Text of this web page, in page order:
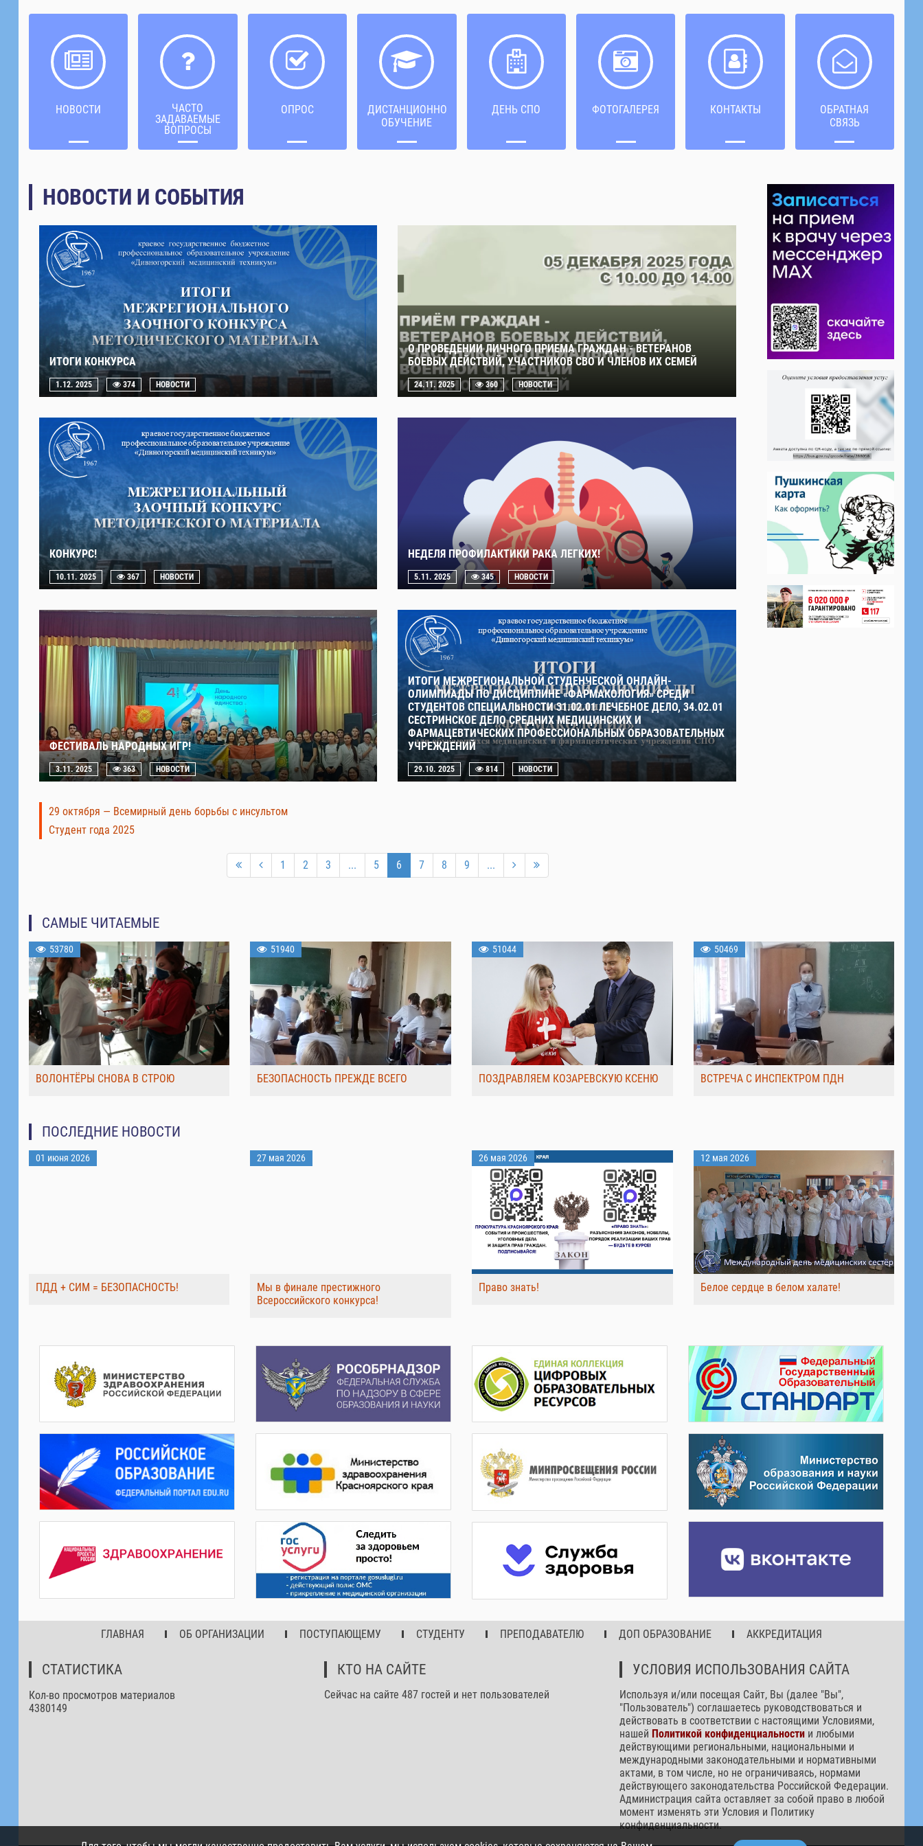
НОВОСТИ
ЧАСТО
ЗАДАВАЕМЫЕ
ВОПРОСЫ
ОПРОС
ДИСТАНЦИОННОЕ
ОБУЧЕНИЕ
ДЕНЬ СПО ФОТОГАЛЕРЕЯ КОНТАКТЫ
ОБРАТНАЯ
СВЯЗЬ
НОВОСТИ И СОБЫТИЯ
ИТОГИ КОНКУРСА
1.12. 2025 374 НОВОСТИ
О ПРОВЕДЕНИИ ЛИЧНОГО ПРИЕМА ГРАЖДАН - ВЕТЕРАНОВ
БОЕВЫХ ДЕЙСТВИЙ, УЧАСТНИКОВ СВО И ЧЛЕНОВ ИХ СЕМЕЙ
24.11. 2025 360 НОВОСТИ
КОНКУРС!
10.11. 2025 367 НОВОСТИ
НЕДЕЛЯ ПРОФИЛАКТИКИ РАКА ЛЕГКИХ!
5.11. 2025 345 НОВОСТИ
ФЕСТИВАЛЬ НАРОДНЫХ ИГР!
3.11. 2025 363 НОВОСТИ
ИТОГИ МЕЖРЕГИОНАЛЬНОЙ СТУДЕНЧЕСКОЙ ОНЛАЙН-
ОЛИМПИАДЫ ПО ДИСЦИПЛИНЕ «ФАРМАКОЛОГИЯ» СРЕДИ
СТУДЕНТОВ СПЕЦИАЛЬНОСТИ 31.02.01 ЛЕЧЕБНОЕ ДЕЛО, 34.02.01
СЕСТРИНСКОЕ ДЕЛО СРЕДНИХ МЕДИЦИНСКИХ И
ФАРМАЦЕВТИЧЕСКИХ ПРОФЕССИОНАЛЬНЫХ ОБРАЗОВАТЕЛЬНЫХ
УЧРЕЖДЕНИЙ
29.10. 2025 814 НОВОСТИ
29 октября — Всемирный день борьбы с инсультом
Студент года 2025
1 2 3 ... 5 6 7 8 9 ...
САМЫЕ ЧИТАЕМЫЕ
53780
ВОЛОНТЁРЫ СНОВА В СТРОЮ
51940
БЕЗОПАСНОСТЬ ПРЕЖДЕ ВСЕГО
51044
ПОЗДРАВЛЯЕМ КОЗАРЕВСКУЮ КСЕНЮ
50469
ВСТРЕЧА С ИНСПЕКТРОМ ПДН
ПОСЛЕДНИЕ НОВОСТИ
01 июня 2026
ПДД + СИМ = БЕЗОПАСНОСТЬ!
27 мая 2026
Мы в финале престижного
Всероссийского конкурса!
26 мая 2026
Право знать!
12 мая 2026
Белое сердце в белом халате!
ГЛАВНАЯ ОБ ОРГАНИЗАЦИИ ПОСТУПАЮЩЕМУ СТУДЕНТУ ПРЕПОДАВАТЕЛЮ ДОП ОБРАЗОВАНИЕ АККРЕДИТАЦИЯ
СТАТИСТИКА
Кол-во просмотров материалов
4380149
КТО НА САЙТЕ
Сейчас на сайте 487 гостей и нет пользователей
УСЛОВИЯ ИСПОЛЬЗОВАНИЯ САЙТА
Используя и/или посещая Сайт, Вы (далее "Вы",
"Пользователь") соглашаетесь руководствоваться и
действовать в соответствии с настоящими Условиями,
нашей Политикой конфиденциальности и любыми
действующими региональными, национальными и
международными законодательными и нормативными
актами, в том числе, но не ограничиваясь, нормами
действующего законодательства Российской Федерации.
Администрация сайта оставляет за собой право в любой
момент изменять эти Условия и Политику
конфиденциальности.